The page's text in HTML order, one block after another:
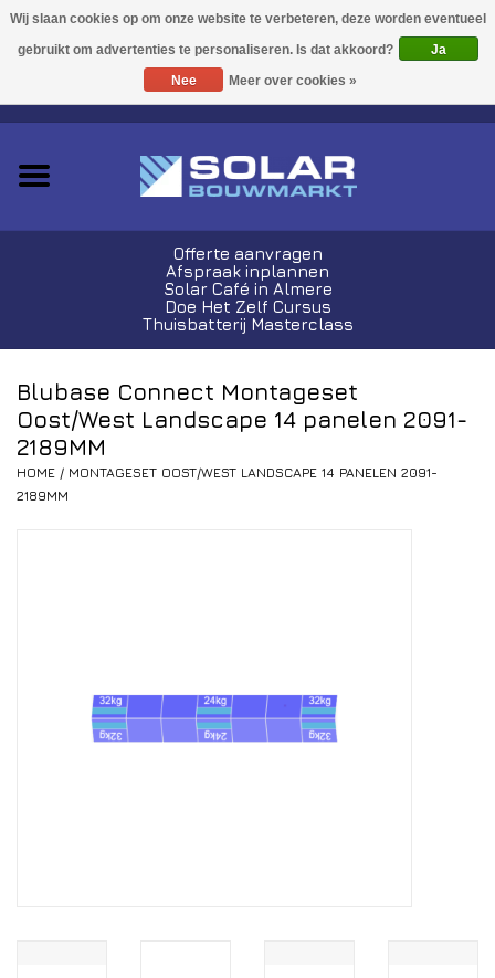
0 Artikelen - €0,00
Acties!
Kabels en Stekkers
Laadpalen
Tips van de Expert
Offerte aanvragen
Afspraak inplannen
Solar Café in Almere
Doe Het Zelf Cursus
Thuisbatterij Masterclass
Blubase Connect Montageset
Oost/West Landscape 14 panelen 2091-
2189MM
HOME / MONTAGESET OOST/WEST LANDSCAPE 14 PANELEN 2091-
2189MM
Ja
Nee
Meer over cookies »